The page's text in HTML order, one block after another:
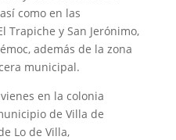
como en las
Trapiche y San Jerónimo,
además de la zona
municipal.
en la colonia
de Villa de
Lo de Villa,